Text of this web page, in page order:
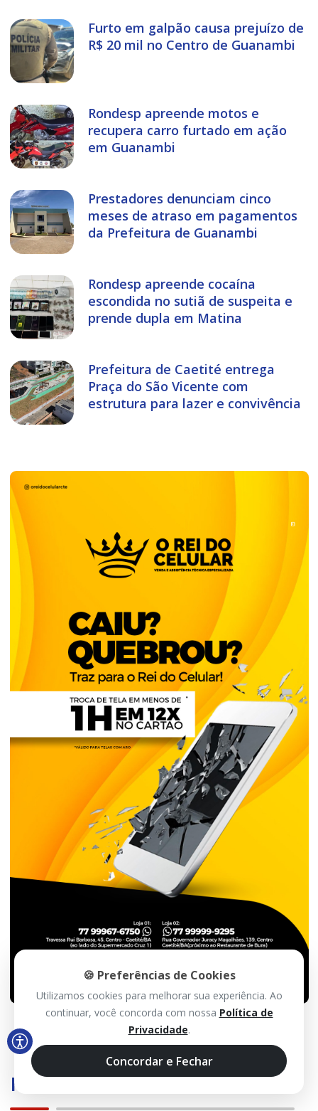
Furto em galpão causa prejuízo de
R$ 20 mil no Centro de Guanambi
Rondesp apreende motos e
recupera carro furtado em ação
em Guanambi
Prestadores denunciam cinco
meses de atraso em pagamentos
da Prefeitura de Guanambi
Rondesp apreende cocaína
escondida no sutiã de suspeita e
prende dupla em Matina
Prefeitura de Caetité entrega
Praça do São Vicente com
estrutura para lazer e convivência
Histórico
🍪 Preferências de Cookies
Utilizamos cookies para melhorar sua experiência. Ao
continuar, você concorda com nossa Política de
Privacidade.
Concordar e Fechar